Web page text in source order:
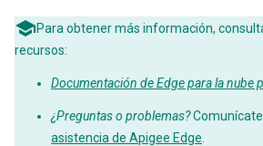
Para obtener más información,
recursos:
Documentación de Edge para la nube
¿Preguntas o problemas?Comunícate
asistencia de Apigee Edge